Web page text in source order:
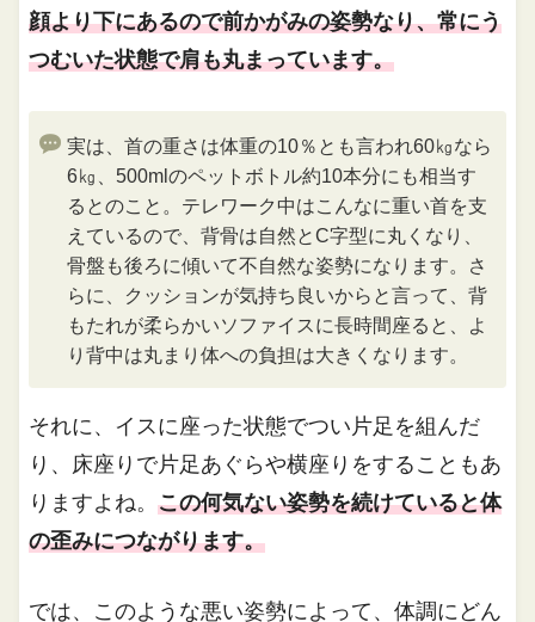
顔より下にあるので前かがみの姿勢なり、常にう
つむいた状態で肩も丸まっています。
実は、首の重さは体重の10％とも言われ60㎏なら
6㎏、500mlのペットボトル約10本分にも相当す
るとのこと。テレワーク中はこんなに重い首を支
えているので、背骨は自然とC字型に丸くなり、
骨盤も後ろに傾いて不自然な姿勢になります。さ
らに、クッションが気持ち良いからと言って、背
もたれが柔らかいソファイスに長時間座ると、よ
り背中は丸まり体への負担は大きくなります。
それに、イスに座った状態でつい片足を組んだ
り、床座りで片足あぐらや横座りをすることもあ
りますよね。この何気ない姿勢を続けていると体
の歪みにつながります。
では、このような悪い姿勢によって、体調にどん